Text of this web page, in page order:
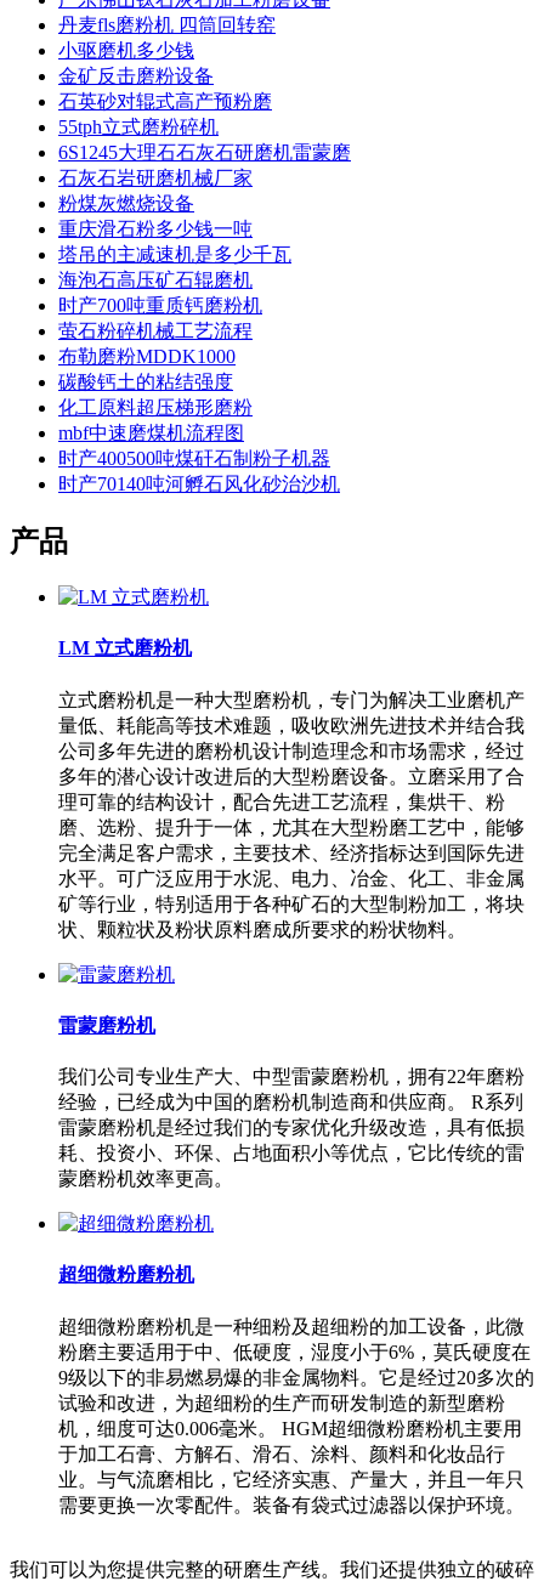
丹麦fls磨粉机 四筒回转窑
小驱磨机多少钱
金矿反击磨粉设备
石英砂对辊式高产预粉磨
55tph立式磨粉碎机
6S1245大理石石灰石研磨机雷蒙磨
石灰石岩研磨机械厂家
粉煤灰燃烧设备
重庆滑石粉多少钱一吨
塔吊的主减速机是多少千瓦
海泡石高压矿石辊磨机
时产700吨重质钙磨粉机
萤石粉碎机械工艺流程
布勒磨粉MDDK1000
碳酸钙土的粘结强度
化工原料超压梯形磨粉
mbf中速磨煤机流程图
时产400500吨煤矸石制粉子机器
时产70140吨河孵石风化砂治沙机
产品
LM 立式磨粉机
立式磨粉机是一种大型磨粉机，专门为解决工业磨机产
量低、耗能高等技术难题，吸收欧洲先进技术并结合我
公司多年先进的磨粉机设计制造理念和市场需求，经过
多年的潜心设计改进后的大型粉磨设备。立磨采用了合
理可靠的结构设计，配合先进工艺流程，集烘干、粉
磨、选粉、提升于一体，尤其在大型粉磨工艺中，能够
完全满足客户需求，主要技术、经济指标达到国际先进
水平。可广泛应用于水泥、电力、冶金、化工、非金属
矿等行业，特别适用于各种矿石的大型制粉加工，将块
状、颗粒状及粉状原料磨成所要求的粉状物料。
雷蒙磨粉机
我们公司专业生产大、中型雷蒙磨粉机，拥有22年磨粉
经验，已经成为中国的磨粉机制造商和供应商。 R系列
雷蒙磨粉机是经过我们的专家优化升级改造，具有低损
耗、投资小、环保、占地面积小等优点，它比传统的雷
蒙磨粉机效率更高。
超细微粉磨粉机
超细微粉磨粉机是一种细粉及超细粉的加工设备，此微
粉磨主要适用于中、低硬度，湿度小于6%，莫氏硬度在
9级以下的非易燃易爆的非金属物料。它是经过20多次的
试验和改进，为超细粉的生产而研发制造的新型磨粉
机，细度可达0.006毫米。 HGM超细微粉磨粉机主要用
于加工石膏、方解石、滑石、涂料、颜料和化妆品行
业。与气流磨相比，它经济实惠、产量大，并且一年只
需要更换一次零配件。装备有袋式过滤器以保护环境。
我们可以为您提供完整的研磨生产线。我们还提供独立的破碎